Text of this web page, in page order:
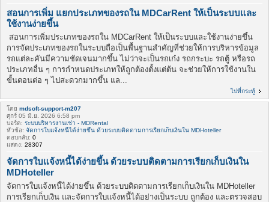
สอนการเพิ่ม แยกประเภทของรถใน MDCarRent ให้เป็นระบบและ
ใช้งานง่ายขึ้น
ื สอนการเพิ่มประเภทของรถใน MDCarRent ให้เป็นระบบและใช้งานง่ายขึ้น
การจัดประเภทของรถในระบบถือเป็นพื้นฐานสำคัญที่ช่วยให้การบริหารข้อมูล
รถแต่ละคันมีความชัดเจนมากขึ้น ไม่ว่าจะเป็นรถเก๋ง รถกระบะ รถตู้ หรือรถ
ประเภทอื่น ๆ การกำหนดประเภทให้ถูกต้องตั้งแต่ต้น จะช่วยให้การใช้งานใน
ขั้นตอนต่อ ๆ ไปสะดวกมากขึ้น แล...
ไปที่กระทู้
โดย mdsoft-support-m207
ศุกร์ 05 มิ.ย. 2026 6:58 pm
บอร์ด: ระบบบริหารงานเช่า - MDRental
หัวข้อ: จัดการใบแจ้งหนี้ได้ง่ายขึ้น ด้วยระบบติดตามการเรียกเก็บเงินใน MDHoteller
ตอบกลับ: 0
แสดง: 28307
จัดการใบแจ้งหนี้ได้ง่ายขึ้น ด้วยระบบติดตามการเรียกเก็บเงินใน
MDHoteller
จัดการใบแจ้งหนี้ได้ง่ายขึ้น ด้วยระบบติดตามการเรียกเก็บเงินใน MDHoteller
การเรียกเก็บเงิน และจัดการใบแจ้งหนี้ได้อย่างเป็นระบบ ถูกต้อง และตรวจสอบ